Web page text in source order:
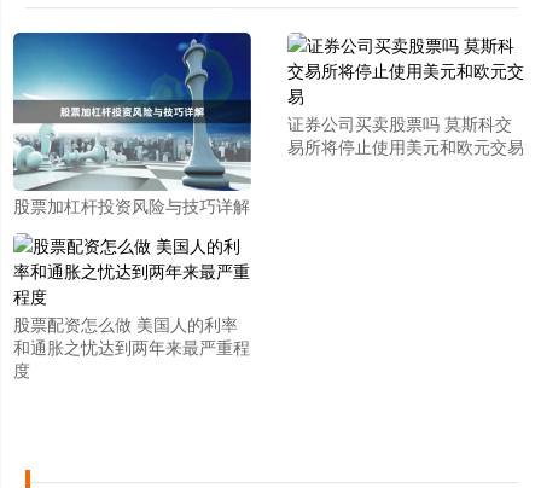
股票加杠杆投资风险与技巧详解
证券公司买卖股票吗 莫斯科交
易所将停止使用美元和欧元交易
股票配资怎么做 美国人的利率
和通胀之忧达到两年来最严重程
度